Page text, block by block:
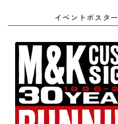
イベントポスター